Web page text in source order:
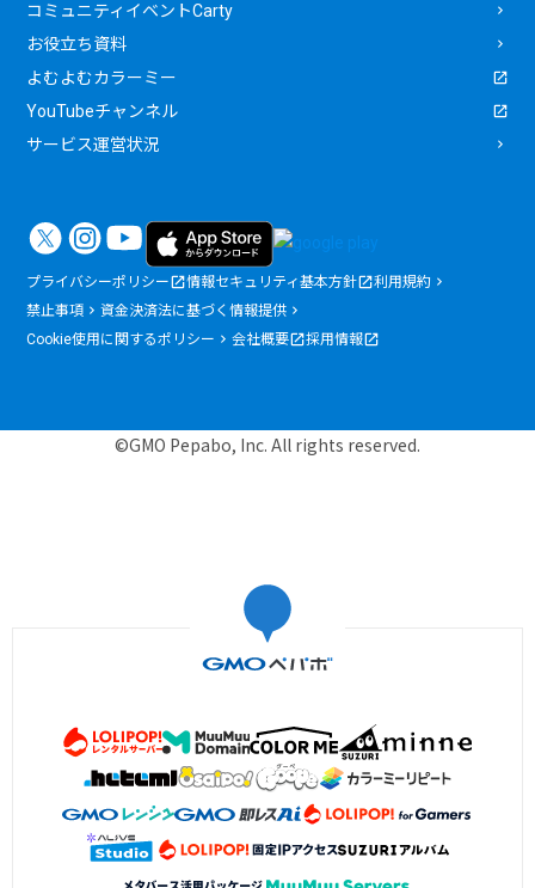
コミュニティイベントCarty
お役立ち資料
よむよむカラーミー
YouTubeチャンネル
サービス運営状況
プライバシーポリシー 情報セキュリティ基本方針
利用規約
禁止事項
資金決済法に基づく情報提供
Cookie使用に関するポリシー
会社概要 採用情報
©GMO Pepabo, Inc. All rights reserved.